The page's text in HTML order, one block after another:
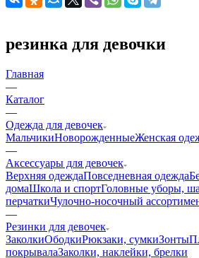
резинка для девочки
Главная
—
Каталог
—
Одежда для девочек
МальчикиНоворожденныеЖенская
—
Аксессуары для девочек
Верхняя одеждаПовседневная одежда
домаШкола и спортГоловные уборы,
перчаткиЧулочно-носочный
—
Резинки для девочек
ЗаколкиОбодкиРюкзаки, сумкиЗонты
покрывалаЗаколки, наклейки, брелки